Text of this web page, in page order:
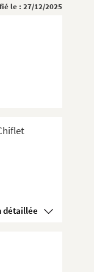
le : 27/12/2025
Voir la présentation détaillée